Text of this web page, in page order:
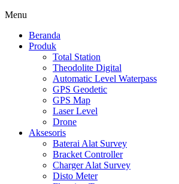
Menu
Beranda
Produk
Total Station
Theodolite Digital
Automatic Level Waterpass
GPS Geodetic
GPS Map
Laser Level
Drone
Aksesoris
Baterai Alat Survey
Bracket Controller
Charger Alat Survey
Disto Meter